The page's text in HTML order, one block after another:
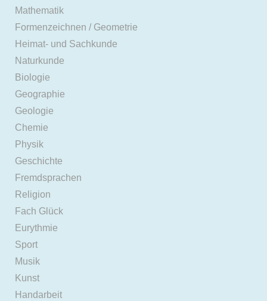
Mathematik
Formenzeichnen / Geometrie
Heimat- und Sachkunde
Naturkunde
Biologie
Geographie
Geologie
Chemie
Physik
Geschichte
Fremdsprachen
Religion
Fach Glück
Eurythmie
Sport
Musik
Kunst
Handarbeit